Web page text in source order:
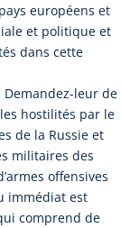
européens et
et politique et
dans cette
Demandez-leur de
hostilités par le
de la Russie et
militaires des
offensives
immédiat est
comprend de